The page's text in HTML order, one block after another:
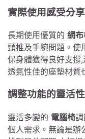
實際使用感受分享
長期使用優質的 網
頸椎及手腕問題。使
保身體獲得良好支撐
透氣性佳的座墊材質
調整功能的靈活性
靈活多變的 電腦椅
個人需求。無論是辦